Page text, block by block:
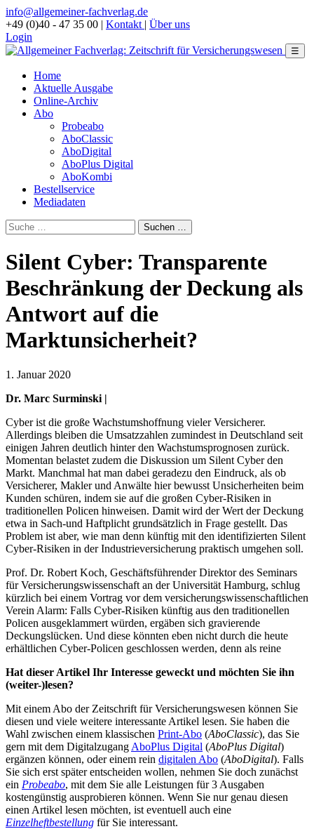
info@allgemeiner-fachverlag.de
+49 (0)40 - 47 35 00 | Kontakt | Über uns
Login
☰
Home
Aktuelle Ausgabe
Online-Archiv
Abo
Probeabo
AboClassic
AboDigital
AboPlus Digital
AboKombi
Bestellservice
Mediadaten
Silent Cyber: Transparente
Beschränkung der Deckung als
Antwort auf die
Marktunsicherheit?
1. Januar 2020
Dr. Marc Surminski |
Cyber ist die große Wachstumshoffnung vieler Versicherer.
Allerdings bleiben die Umsatzzahlen zumindest in Deutschland seit
einigen Jahren deutlich hinter den Wachstumsprognosen zurück.
Momentan belastet zudem die Diskussion um Silent Cyber den
Markt. Manchmal hat man dabei geradezu den Eindruck, als ob
Versicherer, Makler und Anwälte hier bewusst Unsicherheiten beim
Kunden schüren, indem sie auf die großen Cyber-Risiken in
traditionellen Policen hinweisen. Damit wird der Wert der Deckung
etwa in Sach-und Haftplicht grundsätzlich in Frage gestellt. Das
Problem ist aber, wie man denn künftig mit den identifizierten Silent
Cyber-Risiken in der Industrieversicherung praktisch umgehen soll.
Prof. Dr. Robert Koch, Geschäftsführender Direktor des Seminars
für Versicherungswissenschaft an der Universität Hamburg, schlug
kürzlich bei einem Vortrag vor dem versicherungswissenschaftlichen
Verein Alarm: Falls Cyber-Risiken künftig aus den traditionellen
Policen ausgeklammert würden, ergäben sich gravierende
Deckungslücken. Und diese könnten eben nicht durch die heute
erhältlichen Cyber-Policen geschlossen werden, denn als reine
Hat dieser Artikel Ihr Interesse geweckt und möchten Sie ihn
(weiter-)lesen?
Mit einem Abo der Zeitschrift für Versicherungswesen können Sie
diesen und viele weitere interessante Artikel lesen. Sie haben die
Wahl zwischen einem klassischen Print-Abo (AboClassic), das Sie
gern mit dem Digitalzugang AboPlus Digital (AboPlus Digital)
ergänzen können, oder einem rein digitalen Abo (AboDigital). Falls
Sie sich erst später entscheiden wollen, nehmen Sie doch zunächst
ein Probeabo, mit dem Sie alle Leistungen für 3 Ausgaben
kostengünstig ausprobieren können. Wenn Sie nur genau diesen
einen Artikel lesen möchten, ist eventuell auch eine
Einzelheftbestellung für Sie interessant.